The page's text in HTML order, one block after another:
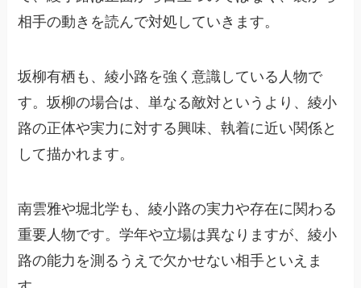
相手の動きを読んで対処していきます。
坂柳有栖も、綾小路を強く意識している人物で
す。坂柳の場合は、単なる敵対というより、綾小
路の正体や実力に対する興味、執着に近い関係と
して描かれます。
南雲雅や堀北学も、綾小路の実力や存在に関わる
重要人物です。学年や立場は異なりますが、綾小
路の能力を測るうえで欠かせない相手といえま